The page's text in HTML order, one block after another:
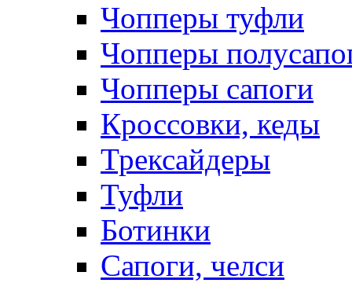
Чопперы туфли
Чопперы
Чопперы сапоги
Кроссовки, кеды
Трексайдеры
Туфли
Ботинки
Сапоги, челси